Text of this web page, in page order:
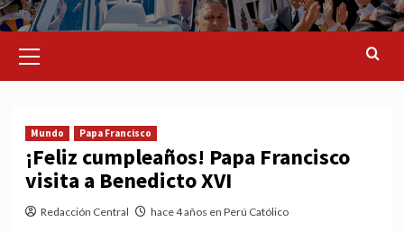
Menu
Mundo Papa Francisco
¡Feliz cumpleaños! Papa Francisco
visita a Benedicto XVI
Redacción Central hace 4 años en Perú Católico